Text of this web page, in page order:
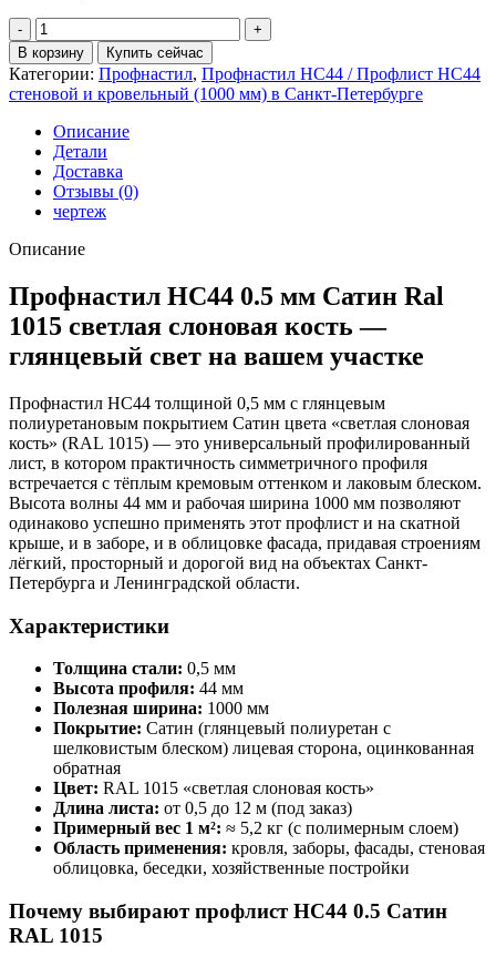
Количество
товара
Профнастил
НС44
0,5
мм
Сатин
RAL
1015
светлая
слоновая
кость
В корзину Купить сейчас
Категории: Профнастил, Профнастил НС44 / Профлист НС44
стеновой и кровельный (1000 мм) в Санкт-Петербурге
Описание
Детали
Доставка
Отзывы (0)
чертеж
Описание
Профнастил НС44 0.5 мм Сатин Ral
1015 светлая слоновая кость —
глянцевый свет на вашем участке
Профнастил НС44 толщиной 0,5 мм с глянцевым
полиуретановым покрытием Сатин цвета «светлая слоновая
кость» (RAL 1015) — это универсальный профилированный
лист, в котором практичность симметричного профиля
встречается с тёплым кремовым оттенком и лаковым блеском.
Высота волны 44 мм и рабочая ширина 1000 мм позволяют
одинаково успешно применять этот профлист и на скатной
крыше, и в заборе, и в облицовке фасада, придавая строениям
лёгкий, просторный и дорогой вид на объектах Санкт-
Петербурга и Ленинградской области.
Характеристики
Толщина стали: 0,5 мм
Высота профиля: 44 мм
Полезная ширина: 1000 мм
Покрытие: Сатин (глянцевый полиуретан с
шелковистым блеском) лицевая сторона, оцинкованная
обратная
Цвет: RAL 1015 «светлая слоновая кость»
Длина листа: от 0,5 до 12 м (под заказ)
Примерный вес 1 м²: ≈ 5,2 кг (с полимерным слоем)
Область применения: кровля, заборы, фасады, стеновая
облицовка, беседки, хозяйственные постройки
Почему выбирают профлист НС44 0.5 Сатин
RAL 1015